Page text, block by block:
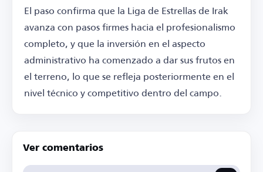
El paso confirma que la Liga de Estrellas de Irak
avanza con pasos firmes hacia el profesionalismo
completo, y que la inversión en el aspecto
administrativo ha comenzado a dar sus frutos en
el terreno, lo que se refleja posteriormente en el
nivel técnico y competitivo dentro del campo.
Ver comentarios